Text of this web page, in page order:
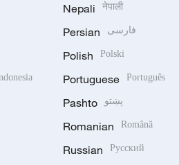
Nepali नेपाली
Persian فارسی
Polish Polski
Portuguese Português
Pashto پښتو
Romanian Română
Russian Русский